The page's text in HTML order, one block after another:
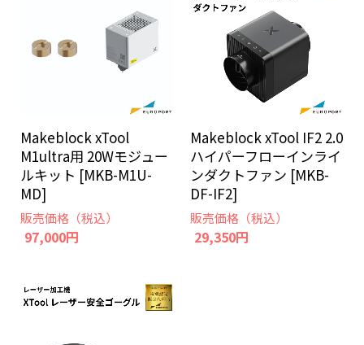
Makeblock xTool
M1ultra用 20Wモジュー
ルキット [MKB-M1U-
MD]
販売価格（税込）
97,000円
Makeblock xTool IF2 2.0
ハイパーフローインライ
ンダクトファン [MKB-
DF-IF2]
販売価格（税込）
29,350円